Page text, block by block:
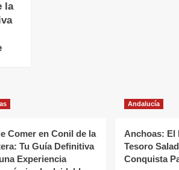
la
Comer en Conil de la
Tu Guía Definitiva
Experiencia
Andalucía
Anchoas: El
Tesoro
Conquista